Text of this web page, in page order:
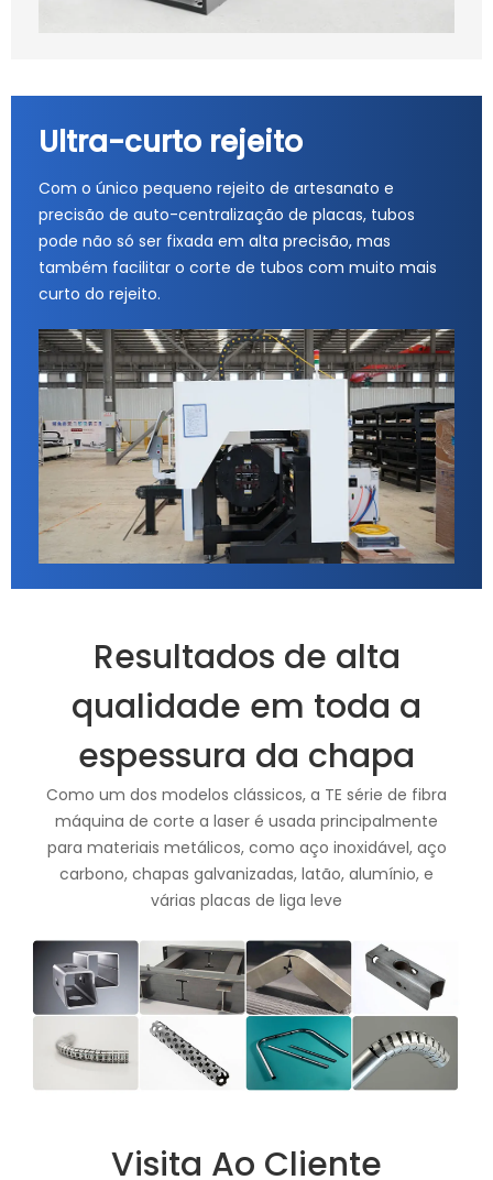
Ultra-curto rejeito
Com o único pequeno rejeito de artesanato e
precisão de auto-centralização de placas, tubos
pode não só ser fixada em alta precisão, mas
também facilitar o corte de tubos com muito mais
curto do rejeito.
Resultados de alta
qualidade em toda a
espessura da chapa
Como um dos modelos clássicos, a TE série de fibra
máquina de corte a laser é usada principalmente
para materiais metálicos, como aço inoxidável, aço
carbono, chapas galvanizadas, latão, alumínio, e
várias placas de liga leve
Visita Ao Cliente